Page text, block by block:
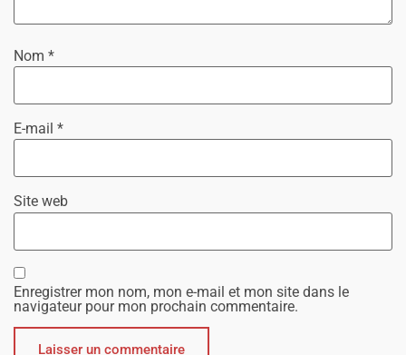
Nom *
E-mail *
Site web
Enregistrer mon nom, mon e-mail et mon site dans le
navigateur pour mon prochain commentaire.